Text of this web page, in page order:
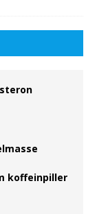
koffeinpiller